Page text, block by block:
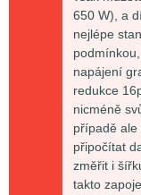
650 W), a
nejlépe
napájení
redukce
nicméně
případě
připočítat
změřit i
takto